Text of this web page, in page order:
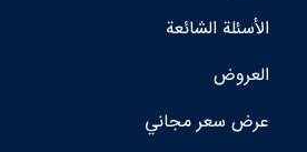
الأسئلة الشائعة
العروض
عرض سعر مجاني